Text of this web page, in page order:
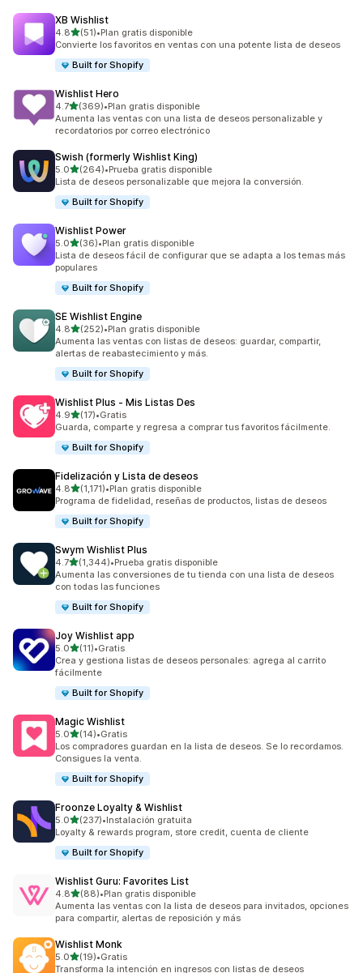
XB Wishlist
4.8de 5 estrellas
(51)
51 reseñas en total
•Plan gratis disponible
Convierte los favoritos en ventas con una potente lista de deseos
Built for Shopify
Wishlist Hero
4.7de 5 estrellas
(369)
369 reseñas en total
•Plan gratis disponible
Aumenta las ventas con una lista de deseos personalizable y
recordatorios por correo electrónico
Swish (formerly Wishlist King)
5.0de 5 estrellas
(264)
264 reseñas en total
•Prueba gratis disponible
Lista de deseos personalizable que mejora la conversión.
Built for Shopify
Wishlist Power
5.0de 5 estrellas
(36)
36 reseñas en total
•Plan gratis disponible
Lista de deseos fácil de configurar que se adapta a los temas más
populares
Built for Shopify
SE Wishlist Engine
4.8de 5 estrellas
(252)
252 reseñas en total
•Plan gratis disponible
Aumenta las ventas con listas de deseos: guardar, compartir,
alertas de reabastecimiento y más.
Built for Shopify
Wishlist Plus ‑ Mis Listas Des
4.9de 5 estrellas
(17)
17 reseñas en total
•Gratis
Guarda, comparte y regresa a comprar tus favoritos fácilmente.
Built for Shopify
Fidelización y Lista de deseos
4.8de 5 estrellas
(1,171)
1171 reseñas en total
•Plan gratis disponible
Programa de fidelidad, reseñas de productos, listas de deseos
Built for Shopify
Swym Wishlist Plus
4.7de 5 estrellas
(1,344)
1344 reseñas en total
•Prueba gratis disponible
Aumenta las conversiones de tu tienda con una lista de deseos
con todas las funciones
Built for Shopify
Joy Wishlist app
5.0de 5 estrellas
(11)
11 reseñas en total
•Gratis
Crea y gestiona listas de deseos personales: agrega al carrito
fácilmente
Built for Shopify
Magic Wishlist
5.0de 5 estrellas
(14)
14 reseñas en total
•Gratis
Los compradores guardan en la lista de deseos. Se lo recordamos.
Consigues la venta.
Built for Shopify
Froonze Loyalty & Wishlist
5.0de 5 estrellas
(237)
237 reseñas en total
•Instalación gratuita
Loyalty & rewards program, store credit, cuenta de cliente
Built for Shopify
Wishlist Guru: Favorites List
4.8de 5 estrellas
(88)
88 reseñas en total
•Plan gratis disponible
Aumenta las ventas con la lista de deseos para invitados, opciones
para compartir, alertas de reposición y más
Wishlist Monk
5.0de 5 estrellas
(19)
19 reseñas en total
•Gratis
Transforma la intención en ingresos con listas de deseos